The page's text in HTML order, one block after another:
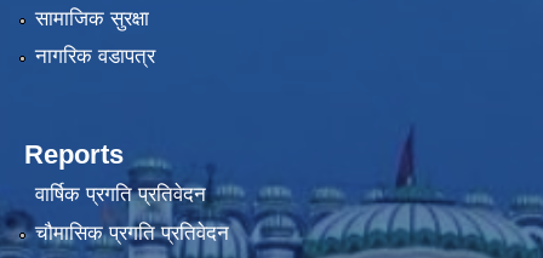
सामाजिक सुरक्षा
नागरिक वडापत्र
Reports
वार्षिक प्रगति प्रतिवेदन
चौमासिक प्रगति प्रतिवेदन